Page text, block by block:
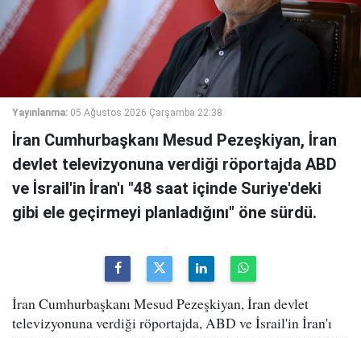
Yayınlanma: 05 Ağustos 2026 Çarşamba 22:38
İran Cumhurbaşkanı Mesud Pezeşkiyan, İran
devlet televizyonuna verdiği röportajda ABD
ve İsrail'in İran'ı "48 saat içinde Suriye'deki
gibi ele geçirmeyi planladığını" öne sürdü.
İran Cumhurbaşkanı Mesud Pezeşkiyan, İran devlet
televizyonuna verdiği röportajda, ABD ve İsrail'in İran'ı